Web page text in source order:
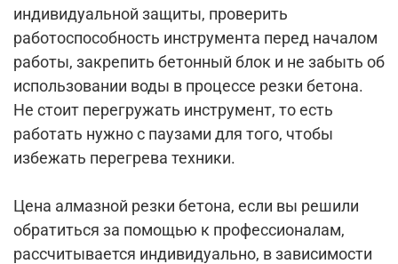
индивидуальной защиты, проверить
работоспособность инструмента перед началом
работы, закрепить бетонный блок и не забыть об
использовании воды в процессе резки бетона.
Не стоит перегружать инструмент, то есть
работать нужно с паузами для того, чтобы
избежать перегрева техники.
Цена алмазной резки бетона, если вы решили
обратиться за помощью к профессионалам,
рассчитывается индивидуально, в зависимости